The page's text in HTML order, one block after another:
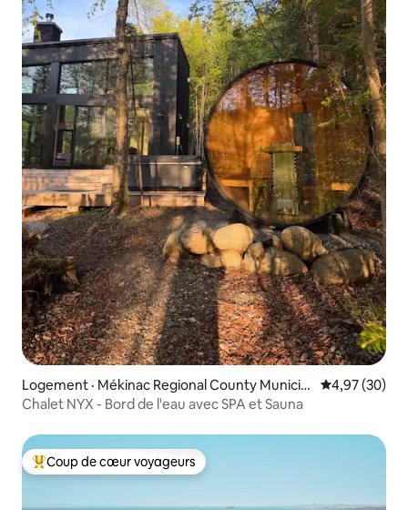
Logement · Mékinac Regional County Municip
ality
Note
4,97 (30)
Chalet NYX - Bord de l'eau avec SPA et Sauna
Coup de cœur voyageurs parmi les plus aimés
Coup de cœur voyageurs